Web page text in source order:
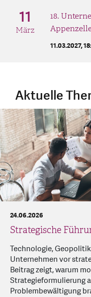
11
März
18.
11.03.2027,
Aktuelle
Strategische
24.06.2026
Technologie,
Unternehmen vor
Beitrag zeigt, warum
Strategieformulierung
Problembewältigung